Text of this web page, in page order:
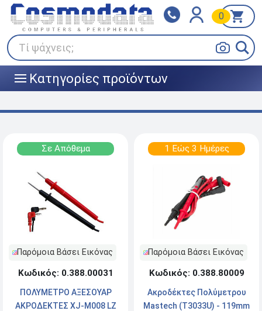
Τί ψάχνεις;
0
||| Κατηγορίες προϊόντων
Klarna
Πληρώστε σε 3
άτοκες δόσεις
BOX NOW
Σε Απόθεμα
Παρόμοια Βάσει Εικόνας
Κωδικός: 0.388.00031
ΠΟΛΥΜΕΤΡΟ ΑΞΕΣΟΥΑΡ
ΑΚΡΟΔΕΚΤΕΣ XJ-M008 LZ
1 Εώς 3 Ημέρες
Παρόμοια Βάσει Εικόνας
Κωδικός: 0.388.80009
Ακροδέκτες Πολύμετρου
Mastech (T3033U) - 119mm